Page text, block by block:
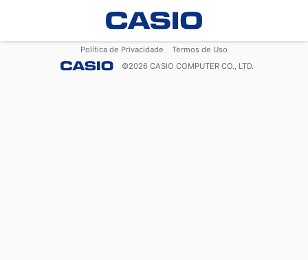
Política de Privacidade
Termos de Uso
©2026 CASIO COMPUTER CO., LTD.